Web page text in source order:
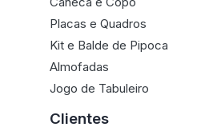
Placas e Quadros
Kit e Balde de Pipoca
Almofadas
Jogo de Tabuleiro
Clientes